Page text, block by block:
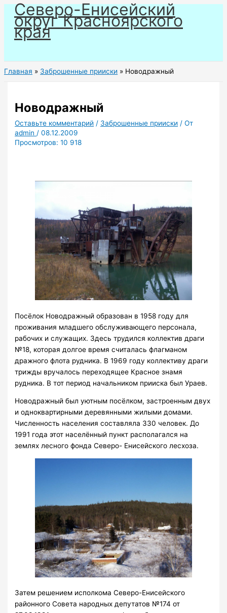
Перейти
содержимому
Северо-Енисейский
округ Красноярского
края
Главная Заброшенные прииски Новодражный
Новодражный
Оставьте комментарий / Заброшенные прииски / От
admin /08.12.2009
Просмотров: 10 918
Посёлок Новодражный образован в 1958 году для
проживания младшего обслуживающего персонала,
рабочих и служащих. Здесь трудился коллектив драги
№18, которая долгое время считалась флагманом
дражного флота рудника. В 1969 году коллективу драги
трижды вручалось переходящее Красное знамя
рудника. В тот период начальником прииска был Ураев.
Новодражный был уютным посёлком, застроенным двух
и одноквартирными деревянными жилыми домами.
Численность населения составляла 330 человек. До
1991 года этот населённый пункт располагался на
землях лесного фонда Северо- Енисейского лесхоза.
Затем решением исполкома Северо-Енисейского
районного Совета народных депутатов №174 от